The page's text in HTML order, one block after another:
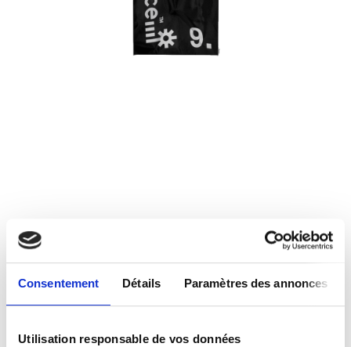
Consentement Détails Paramètres des annonces
Utilisation responsable de vos données